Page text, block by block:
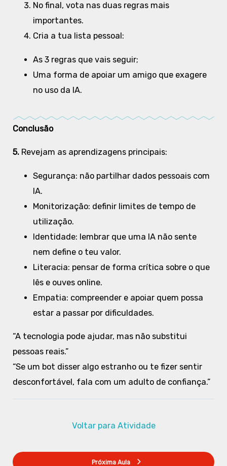
No final, vota nas duas regras mais
importantes.
Cria a tua lista pessoal:
As 3 regras que vais seguir;
Uma forma de apoiar um amigo que exagere
no uso da IA.
Conclusão
5.Revejam as aprendizagens principais:
Segurança: não partilhar dados pessoais com
IA.
Monitorização: definir limites de tempo de
utilização.
Identidade: lembrar que uma IA não sente
nem define o teu valor.
Literacia: pensar de forma crítica sobre o que
lês e ouves online.
Empatia: compreender e apoiar quem possa
estar a passar por dificuldades.
“A tecnologia pode ajudar, mas não substitui
pessoas reais.”
“Se um bot disser algo estranho ou te fizer sentir
desconfortável, fala com um adulto de confiança.”
Voltar para Atividade
Próxima Aula